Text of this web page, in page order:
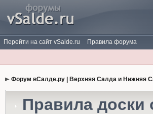
Перейти на сайт vSalde.ru Правила форума
Форум вСалде.ру | Верхняя Салда и Нижняя
Правила доски